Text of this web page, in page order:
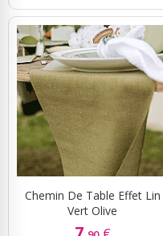
Chemin De Table Effet Lin
Vert Olive